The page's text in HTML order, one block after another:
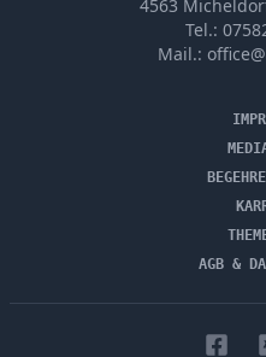
4563
Tel.:
Mail.:
AGB &